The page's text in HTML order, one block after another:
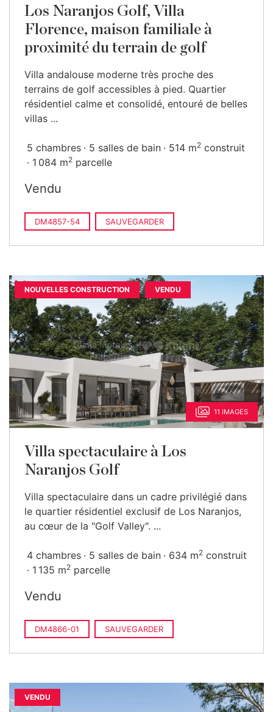
Los Naranjos Golf, Villa
Florence, maison familiale à
proximité du terrain de golf
Villa andalouse moderne très proche des
terrains de golf accessibles à pied. Quartier
résidentiel calme et consolidé, entouré de belles
villas ...
5 chambres 5 salles de bain 514 m2 construit
1 084 m2 parcelle
Vendu
DM4857-54 SAUVEGARDER
NOUVELLES CONSTRUCTION VENDU
11 IMAGES
Villa spectaculaire à Los
Naranjos Golf
Villa spectaculaire dans un cadre privilégié dans
le quartier résidentiel exclusif de Los Naranjos,
au cœur de la "Golf Valley". ...
4 chambres 5 salles de bain 634 m2 construit
1 135 m2 parcelle
Vendu
DM4866-01 SAUVEGARDER
VENDU